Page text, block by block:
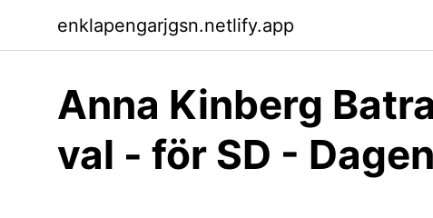
enklapengarjgsn.netlify.app
Anna Kinberg
val - för SD -